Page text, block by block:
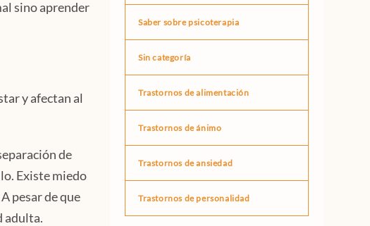
sino aprender
y afectan al
de
Existe miedo
pesar de que
adulta.
Saber sobre psicoterapia
Sin categoría
Trastornos de alimentación
Trastornos de ánimo
Trastornos de ansiedad
Trastornos de personalidad